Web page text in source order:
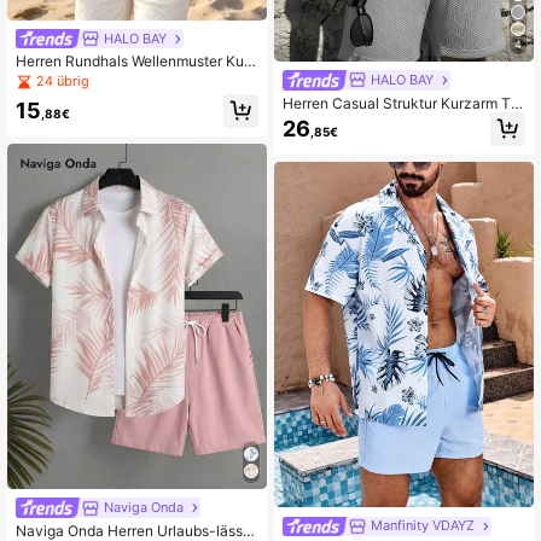
HALO BAY
Herren Rundhals Wellenmuster Kurz
arm Top und Shorts Lässig Alltag St
rand Set
24 übrig
15 ,88€
Naviga Onda
Naviga Onda Herren Urlaubs-lässig
4
HALO BAY
Herren Casual Struktur Kurzarm T-
Shirt und Shorts Set, geeignet für Ur
laub, Lässig und täglichen Gebrauc
26 ,85€
Manfinity VDAYZ